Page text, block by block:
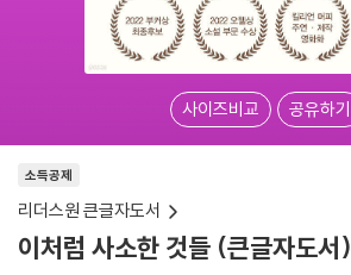
사이즈비교 공유하기
소득공제
리더스원 큰글자도서
이처럼 사소한 것들 (큰글자도서)